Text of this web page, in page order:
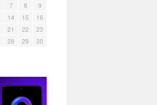
7 8
9
14 15
16
21 22
23
28 29
30